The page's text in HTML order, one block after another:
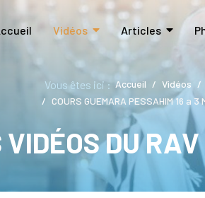
Vidéos Articles
Vous êtes ici :Accueil Vidéos
COURS GUEMARA PESSAHIM 16 a
VIDÉOS DU